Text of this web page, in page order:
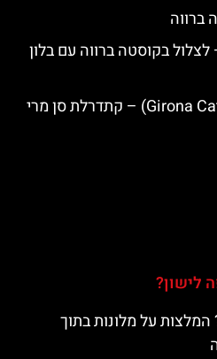
ברווה
בקוסטה ברווה עם בלון
קתדרלת גירונה (Girona Cathedral) – קתדרלת סן מרי
לישון?
על מלונות בתוך